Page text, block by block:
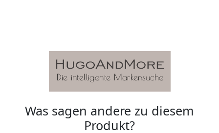
Was sagen andere zu diesem
Produkt?